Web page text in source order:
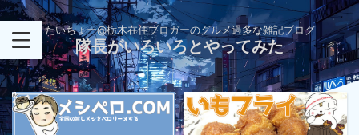
たいちょー@栃木在住ブロガーのグルメ過多な雑記ブログ
隊長がいろいろとやってみた